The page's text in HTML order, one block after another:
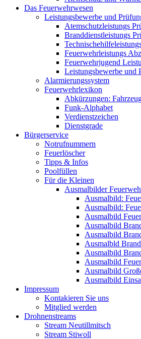
Das Feuerwehrwesen
Leistungsbewerbe und
Atemschutzleistungs
Branddienstleistungs
Feuerwehrleistungs
Feuerwehrjugend
Leistungsbewerbe und
Alarmierungssystem
Feuerwehrlexikon
Abkürzungen:
Funk-Alphabet
Verdienstzeichen
Dienstgrade
Bürgerservice
Notrufnummern
Feuerlöscher
Tipps & Infos
Poolfüllen
Für die Kleinen
Ausmalbilder
Ausmalbild:
Ausmalbild:
Ausmalbild
Ausmalbild
Ausmalbild
Ausmalbld
Ausmalbild
Ausmalbild
Ausmalbild
Ausmalbild
Impressum
Kontakieren Sie uns
Mitglied werden
Drohnenstreams
Stream Neutillmitsch
Stream Stiwoll